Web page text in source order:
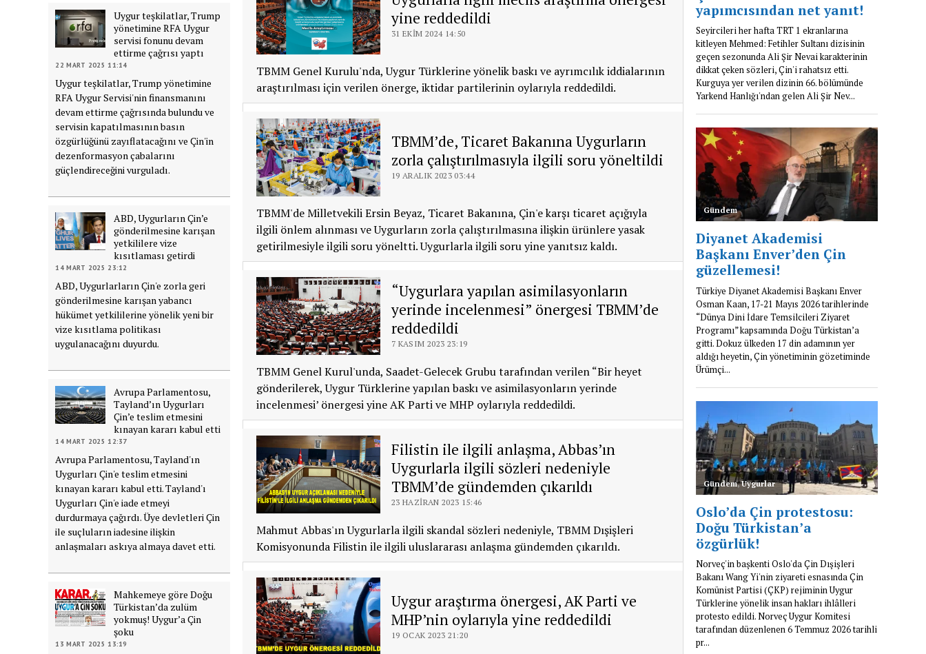
Uygur teşkilatlar, Trump
yönetimine RFA Uygur
servisi fonunu devam
ettirme çağrısı yaptı
22 MART 2025 11:14
Uygur teşkilatlar, Trump yönetimine
RFA Uygur Servisi'nin finansmanını
devam ettirme çağrısında bulundu ve
servisin kapatılmasının basın
özgürlüğünü zayıflatacağını ve Çin'in
dezenformasyon çabalarını
güçlendireceğini vurguladı.
ABD, Uygurların Çin’e
gönderilmesine karışan
yetkililere vize
kısıtlaması getirdi
14 MART 2025 23:12
ABD, Uygurlarların Çin'e zorla geri
gönderilmesine karışan yabancı
hükümet yetkililerine yönelik yeni bir
vize kısıtlama politikası
uygulanacağını duyurdu.
Avrupa Parlamentosu,
Tayland’ın Uygurları
Çin’e teslim etmesini
kınayan kararı kabul etti
14 MART 2025 12:37
Avrupa Parlamentosu, Tayland'ın
Uygurları Çin'e teslim etmesini
kınayan kararı kabul etti. Tayland'ı
Uygurları Çin'e iade etmeyi
durdurmaya çağırdı. Üye devletleri Çin
ile suçluların iadesine ilişkin
anlaşmaları askıya almaya davet etti.
Mahkemeye göre Doğu
Türkistan’da zulüm
yokmuş! Uygur’a Çin
şoku
13 MART 2025 13:19
yine reddedildi
31 EKIM 2024 14:50
TBMM Genel Kurulu'nda, Uygur Türklerine yönelik baskı ve ayrımcılık iddialarının
araştırılması için verilen önerge, iktidar partilerinin oylarıyla reddedildi.
TBMM’de, Ticaret Bakanına Uygurların
zorla çalıştırılmasıyla ilgili soru yöneltildi
19 ARALIK 2023 03:44
TBMM'de Milletvekili Ersin Beyaz, Ticaret Bakanına, Çin'e karşı ticaret açığıyla
ilgili önlem alınması ve Uygurların zorla çalıştırılmasına ilişkin ürünlere yasak
getirilmesiyle ilgili soru yöneltti. Uygurlarla ilgili soru yine yanıtsız kaldı.
“Uygurlara yapılan asimilasyonların
yerinde incelenmesi” önergesi TBMM’de
reddedildi
7 KASIM 2023 23:19
TBMM Genel Kurul'unda, Saadet-Gelecek Grubu tarafından verilen “Bir heyet
gönderilerek, Uygur Türklerine yapılan baskı ve asimilasyonların yerinde
incelenmesi’ önergesi yine AK Parti ve MHP oylarıyla reddedildi.
Filistin ile ilgili anlaşma, Abbas’ın
Uygurlarla ilgili sözleri nedeniyle
TBMM’de gündemden çıkarıldı
23 HAZIRAN 2023 15:46
Mahmut Abbas'ın Uygurlarla ilgili skandal sözleri nedeniyle, TBMM Dışişleri
Komisyonunda Filistin ile ilgili uluslararası anlaşma gündemden çıkarıldı.
Uygur araştırma önergesi, AK Parti ve
MHP’nin oylarıyla yine reddedildi
19 OCAK 2023 21:20